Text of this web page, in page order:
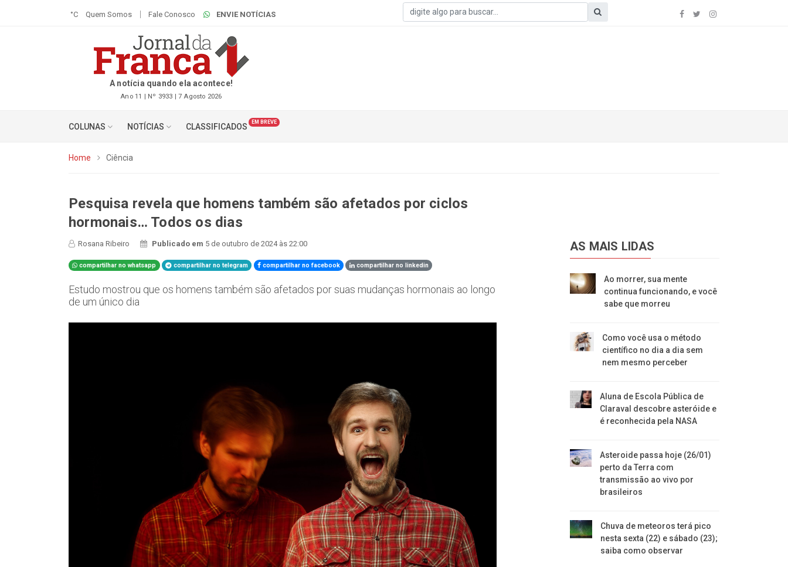
°C Quem Somos Fale Conosco ENVIE NOTÍCIAS
A notícia quando ela acontece!
Ano 11 | Nº 3933 | 7 Agosto 2026
COLUNAS NOTÍCIAS CLASSIFICADOS EM BREVE
Home Ciência
Pesquisa revela que homens também são afetados por ciclos
hormonais… Todos os dias
Rosana Ribeiro Publicado em 5 de outubro de 2024 às 22:00
compartilhar no whatsapp compartilhar no telegram compartilhar no facebook compartilhar no linkedin
Estudo mostrou que os homens também são afetados por suas mudanças hormonais ao longo
de um único dia
AS MAIS LIDAS
Ao morrer, sua mente
continua funcionando, e você
sabe que morreu
Como você usa o método
científico no dia a dia sem
nem mesmo perceber
Aluna de Escola Pública de
Claraval descobre asteróide e
é reconhecida pela NASA
Asteroide passa hoje (26/01)
perto da Terra com
transmissão ao vivo por
brasileiros
Chuva de meteoros terá pico
nesta sexta (22) e sábado (23);
saiba como observar